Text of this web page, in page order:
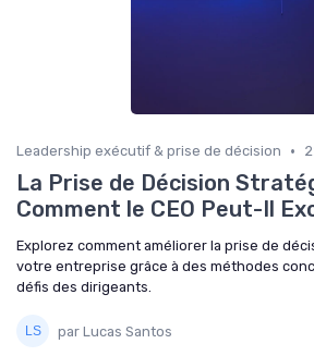
Leadership exécutif & prise de décision •
La Prise de Décision
Comment le CEO Peut-Il
Explorez comment améliorer la prise de
votre entreprise grâce à des méthodes
défis des dirigeants.
par Lucas Santos